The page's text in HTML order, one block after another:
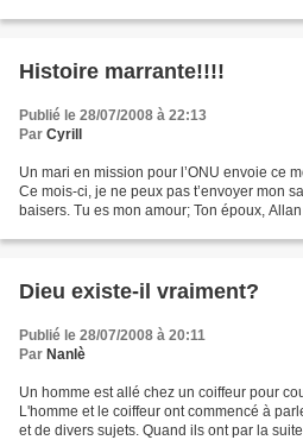
Histoire marrante!!!!
Publié le 28/07/2008 à 22:13
Par Cyrill
Un mari en mission pour l’ONU envoie ce
Ce mois-ci, je ne peux pas t’envoyer mon
baisers. Tu es mon amour; Ton époux,
Dieu existe-il vraiment?
Publié le 28/07/2008 à 20:11
Par Nanlè
Un homme est allé chez un coiffeur pour
L'homme et le coiffeur ont commencé à
et de divers sujets. Quand ils ont par la